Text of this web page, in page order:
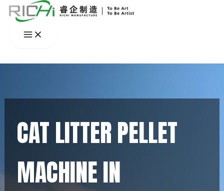
Zum
Inhalt
springen
CAT LITTER PELLET
MACHINE IN